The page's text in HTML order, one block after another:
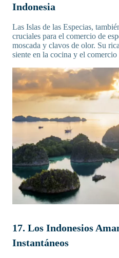
Indonesia
Las Islas de las Especias,
cruciales para el comercio de
moscada y clavos de olor. Su
siente en la cocina y el
17. Los Indonesios
Instantáneos